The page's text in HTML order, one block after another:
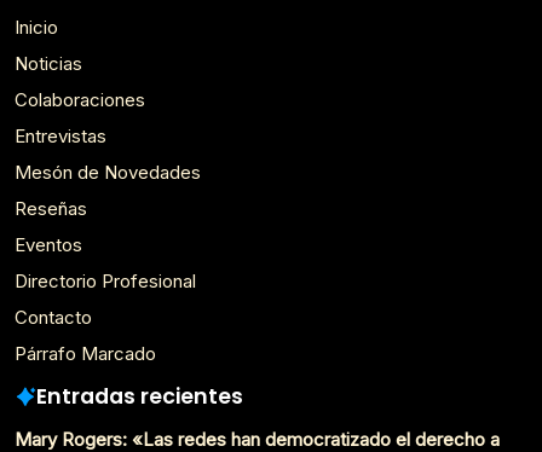
Inicio
Noticias
Colaboraciones
Entrevistas
Mesón de Novedades
Reseñas
Eventos
Directorio Profesional
Contacto
Párrafo Marcado
Entradas recientes
Mary Rogers: «Las redes han democratizado el derecho a